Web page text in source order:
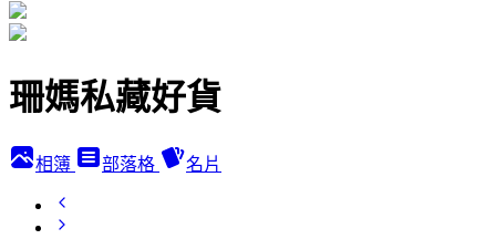
珊媽私藏好貨
相簿 部落格 名片